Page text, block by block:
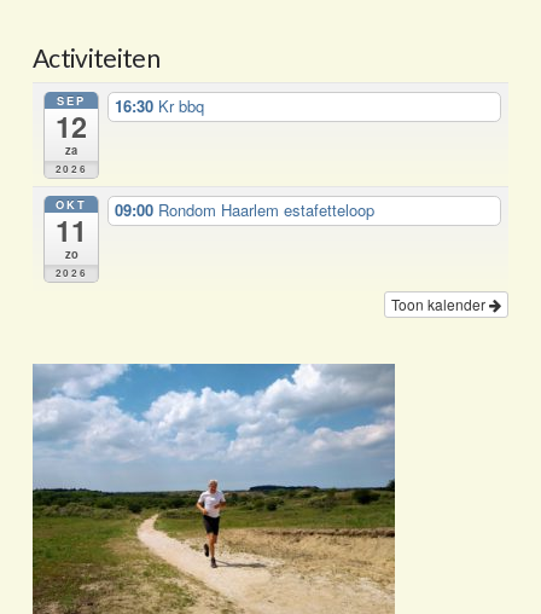
Activiteiten
SEP
12
za
2026
16:30 Kr bbq
OKT
11
zo
2026
09:00 Rondom Haarlem estafetteloop
Toon kalender